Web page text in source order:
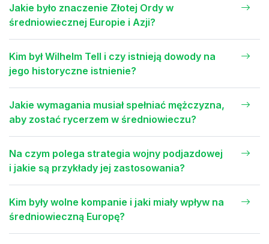
Jakie było znaczenie Złotej Ordy w
średniowiecznej Europie i Azji?
Kim był Wilhelm Tell i czy istnieją dowody na
jego historyczne istnienie?
Jakie wymagania musiał spełniać mężczyzna,
aby zostać rycerzem w średniowieczu?
Na czym polega strategia wojny podjazdowej
i jakie są przykłady jej zastosowania?
Kim były wolne kompanie i jaki miały wpływ na
średniowieczną Europę?